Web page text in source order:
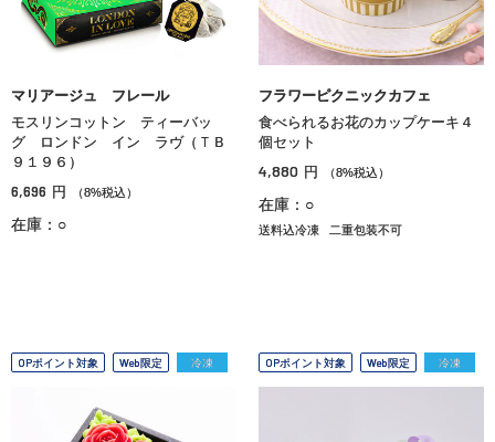
マリアージュ フレール
モスリンコットン ティーバッ
グ ロンドン イン ラヴ（ＴＢ
９１９６）
6,696 円 （8%税込）
在庫：○
フラワーピクニックカフェ
食べられるお花のカップケーキ４
個セット
4,880 円 （8%税込）
在庫：○
送料込冷凍 二重包装不可
OPポイント対象 Web限定 冷凍 OPポイント対象 Web限定 冷凍